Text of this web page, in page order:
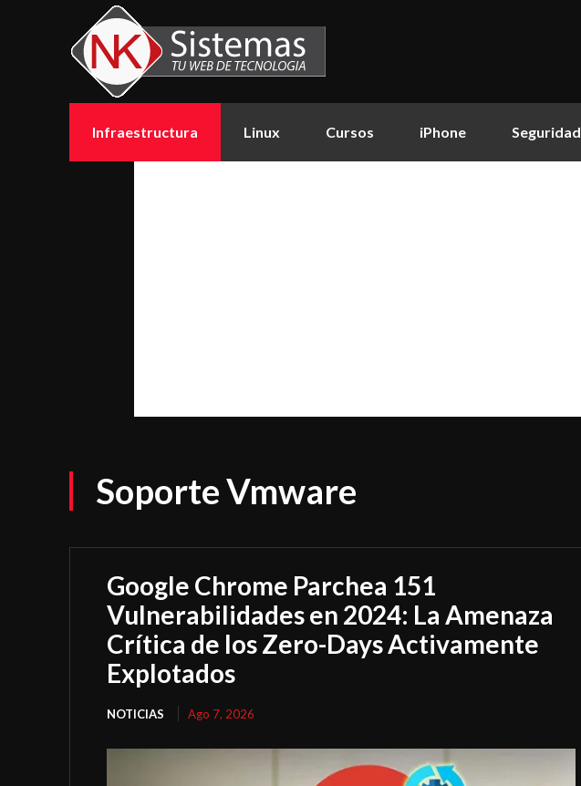
Infraestructura Linux Cursos iPhone Seguridad
Soporte Vmware
Google Chrome Parchea 151
Vulnerabilidades en 2024: La Amenaza
Crítica de los Zero-Days Activamente
Explotados
NOTICIAS Ago 7, 2026